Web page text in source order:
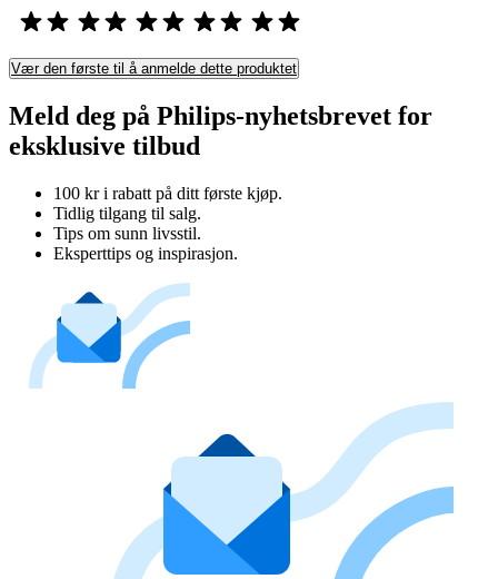
Vær den første til å anmelde dette produktet
Meld deg på Philips-nyhetsbrevet for
eksklusive tilbud
100 kr i rabatt på ditt første kjøp.
Tidlig tilgang til salg.
Tips om sunn livsstil.
Eksperttips og inspirasjon.